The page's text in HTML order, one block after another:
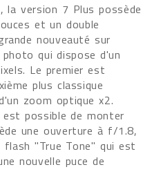
version 7 Plus possède
et un double
nouveauté sur
qui dispose d'un
Le premier est
plus classique
zoom optique x2.
est possible de monter
une ouverture à f/1.8,
"True Tone" qui est
nouvelle puce de